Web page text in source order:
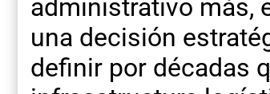
administrativo más,
una decisión
definir por décadas